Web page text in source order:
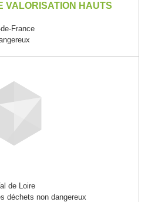
VALORISATION HAUTS
France
de Loire
déchets non dangereux